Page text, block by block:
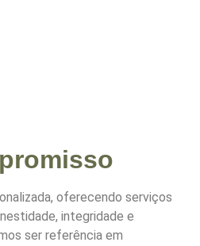
oferecendo serviços
integridade e
ser referência em